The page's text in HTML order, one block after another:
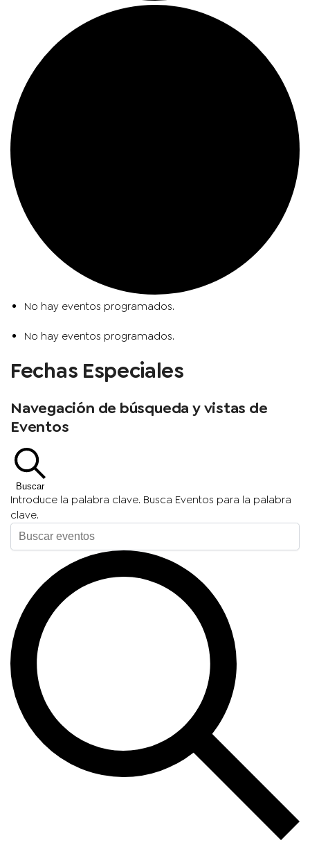
No hay eventos programados.
No hay eventos programados.
Fechas Especiales
Navegación de búsqueda y vistas de
Eventos
Buscar
Introduce la palabra clave. Busca Eventos para la palabra
clave.